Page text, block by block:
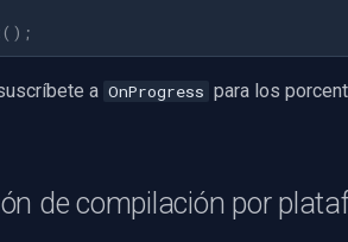
();
a OnProgress para los
de compilación por